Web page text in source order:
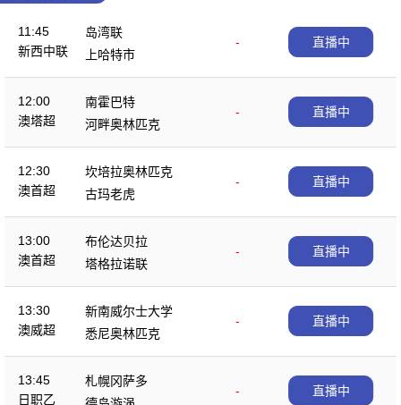
11:45
新西中联
岛湾联
-
上哈特市
直播中
12:00
澳塔超
南霍巴特
-
河畔奥林匹克
直播中
12:30
澳首超
坎培拉奥林匹克
-
古玛老虎
直播中
13:00
澳首超
布伦达贝拉
-
塔格拉诺联
直播中
13:30
澳威超
新南威尔士大学
-
悉尼奥林匹克
直播中
13:45
日职乙
札幌冈萨多
-
直播中